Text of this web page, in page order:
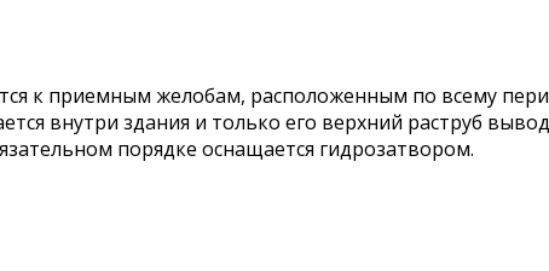
к приемным желобам, расположенным по всему
внутри здания и только его верхний раструб
порядке оснащается гидрозатвором.